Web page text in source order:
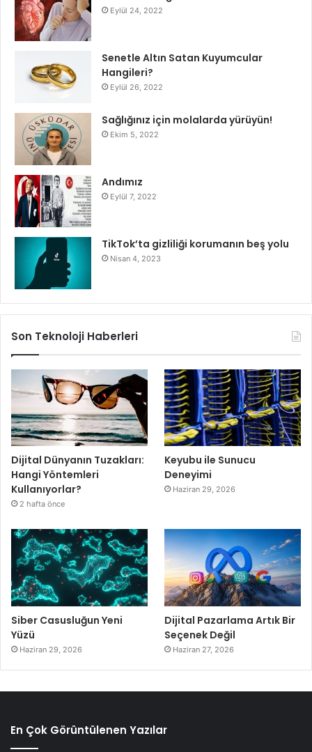
Eylül 24, 2022
Senetle Altın Satan Kuyumcular
Hangileri?
Eylül 26, 2022
Sağlığınız için molalarda yürüyün!
Ekim 5, 2022
Andımız
Eylül 7, 2022
TikTok’ta gizliliği korumanın beş yolu
Nisan 4, 2023
Son Teknoloji Haberleri
Dijital Dünyanın Tuzakları:
Hangi Yöntemleri
Kullanıyorlar?
2 hafta önce
Keyubu ile Sunucu
Deneyimi
Haziran 29, 2026
Siber Casusluğun Yeni
Yüzü
Haziran 29, 2026
Dijital Pazarlama Artık Bir
Seçenek Değil
Haziran 27, 2026
En Çok Görüntülenen Yazılar